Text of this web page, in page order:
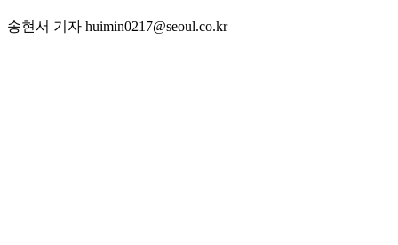
송현서 기자 huimin0217@seoul.co.kr